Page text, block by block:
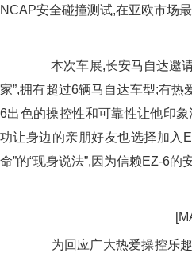
NCAP安全碰撞测试,在亚欧市场
本次车展,长安马自达邀请
家”,拥有超过6辆马自达车型;有
6出色的操控性和可靠性让他印
功让身边的亲朋好友也选择加入
命”的“现身说法”,因为信赖EZ-6
为回应广大热爱操控乐趣